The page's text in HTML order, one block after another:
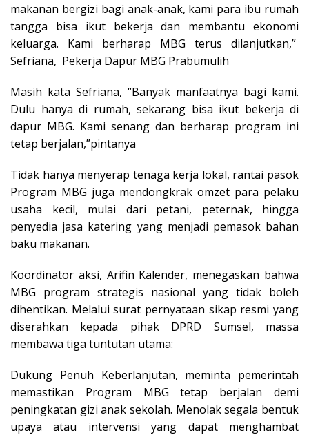
makanan bergizi bagi anak-anak, kami para ibu rumah
tangga bisa ikut bekerja dan membantu ekonomi
keluarga. Kami berharap MBG terus dilanjutkan,”
Sefriana, Pekerja Dapur MBG Prabumulih
Masih kata Sefriana, “Banyak manfaatnya bagi kami.
Dulu hanya di rumah, sekarang bisa ikut bekerja di
dapur MBG. Kami senang dan berharap program ini
tetap berjalan,”pintanya
Tidak hanya menyerap tenaga kerja lokal, rantai pasok
Program MBG juga mendongkrak omzet para pelaku
usaha kecil, mulai dari petani, peternak, hingga
penyedia jasa katering yang menjadi pemasok bahan
baku makanan.
Koordinator aksi, Arifin Kalender, menegaskan bahwa
MBG program strategis nasional yang tidak boleh
dihentikan. Melalui surat pernyataan sikap resmi yang
diserahkan kepada pihak DPRD Sumsel, massa
membawa tiga tuntutan utama:
Dukung Penuh Keberlanjutan, meminta pemerintah
memastikan Program MBG tetap berjalan demi
peningkatan gizi anak sekolah. Menolak segala bentuk
upaya atau intervensi yang dapat menghambat